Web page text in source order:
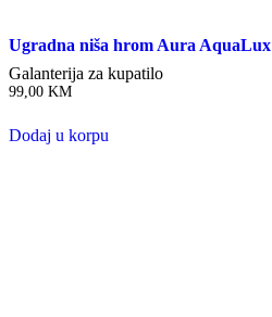
Ugradna niša hrom Aura AquaLux
Galanterija za kupatilo
99,00 KM
Dodaj u korpu